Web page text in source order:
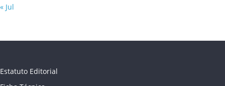
« Jul
Estatuto Editorial